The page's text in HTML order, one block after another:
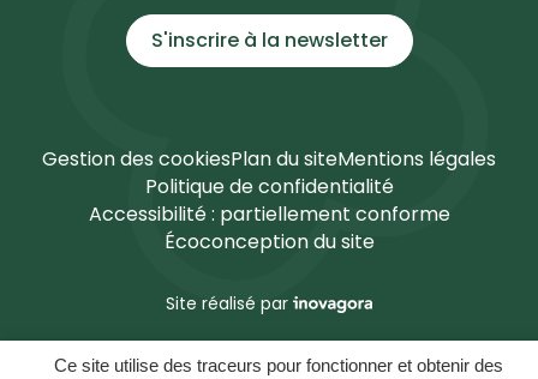
Ce site utilise des traceurs pour fonctionner et obtenir des
S'inscrire à la newsletter
Gestion des cookiesPlan du siteMentions légales
Politique de confidentialité
Accessibilité : partiellement conforme
Écoconception du site
Site réalisé par Inovagora (ouverture dans